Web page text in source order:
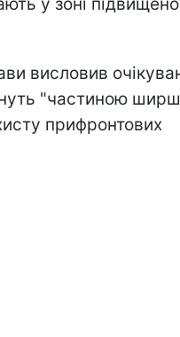
висловив
"частиною
прифронтових